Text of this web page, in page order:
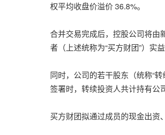
权平均收盘价溢价 36.8%。
合并交易完成后，控股公司将由
者（上述统称为“买方财团”）实益
同时，公司的若干股东（统称“
签署时，转续投资人共计持有公
买方财团拟通过成员的现金出资